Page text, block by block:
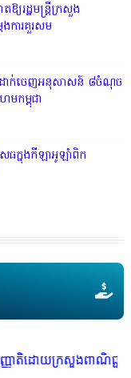
យរដ្ឋមន្ត្រីក្រសួង
ការគួរសម
ដាក់ចេញអនុសាសន៍ ៨ចំណុច
មកម្ពុជា
ធក្នុងកីឡាអូឡាំពិក
ាណិជ្ជកម្ម ក្រសួងការង